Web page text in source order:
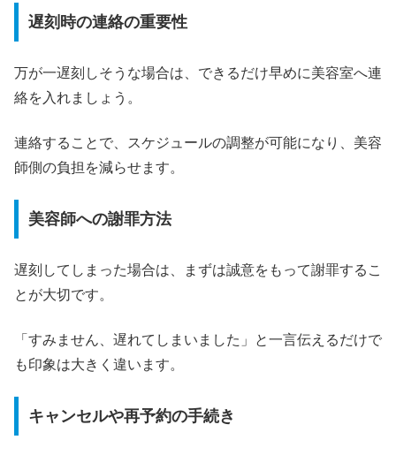
遅刻時の連絡の重要性
万が一遅刻しそうな場合は、できるだけ早めに美容室へ連
絡を入れましょう。
連絡することで、スケジュールの調整が可能になり、美容
師側の負担を減らせます。
美容師への謝罪方法
遅刻してしまった場合は、まずは誠意をもって謝罪するこ
とが大切です。
「すみません、遅れてしまいました」と一言伝えるだけで
も印象は大きく違います。
キャンセルや再予約の手続き